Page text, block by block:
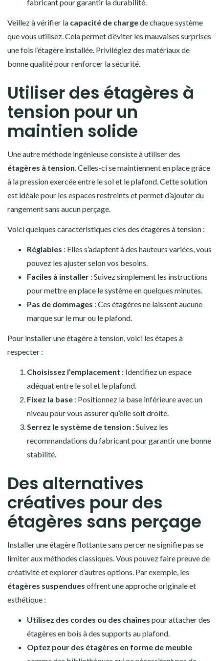
fabricant pour garantir la durabilité.
Veillez à vérifier la capacité de chargede chaque système
que vous utilisez. Cela permet d’éviter les mauvaises surprises
une fois l’étagère installée. Privilégiez des matériaux de
bonne qualité pour renforcer la sécurité.
Utiliser des étagères à
tension pour un
maintien solide
Une autre méthode ingénieuse consiste à utiliser des
étagères à tension . Celles-ci se maintiennent en place grâce
à la pression exercée entre le sol et le plafond. Cette solution
est idéale pour les espaces restreints et permet d’ajouter du
rangement sans aucun perçage.
Voici quelques caractéristiques clés des étagères à tension :
Réglables : Elles s’adaptent à des hauteurs variées, vous
pouvez les ajuster selon vos besoins.
Faciles à installer : Suivez simplement les instructions
pour mettre en place le système en quelques minutes.
Pas de dommages : Ces étagères ne laissent aucune
marque sur le mur ou le plafond.
Pour installer une étagère à tension, voici les étapes à
respecter :
Choisissez l’emplacement : Identifiez un espace
adéquat entre le sol et le plafond.
Fixez la base : Positionnez la base inférieure avec un
niveau pour vous assurer qu’elle soit droite.
Serrez le système de tension : Suivez les
recommandations du fabricant pour garantir une bonne
stabilité.
Des alternatives
créatives pour des
étagères sans perçage
Installer une étagère flottante sans percer ne signifie pas se
limiter aux méthodes classiques. Vous pouvez faire preuve de
créativité et explorer d’autres options. Par exemple, les
étagères suspendues offrent une approche originale et
esthétique :
Utilisez des cordes ou des chaînes pour attacher des
étagères en bois à des supports au plafond.
Optez pour des étagères en forme de meuble